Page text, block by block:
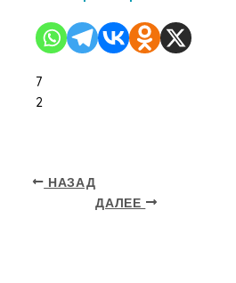
7
2
НАЗАД
ДАЛЕЕ